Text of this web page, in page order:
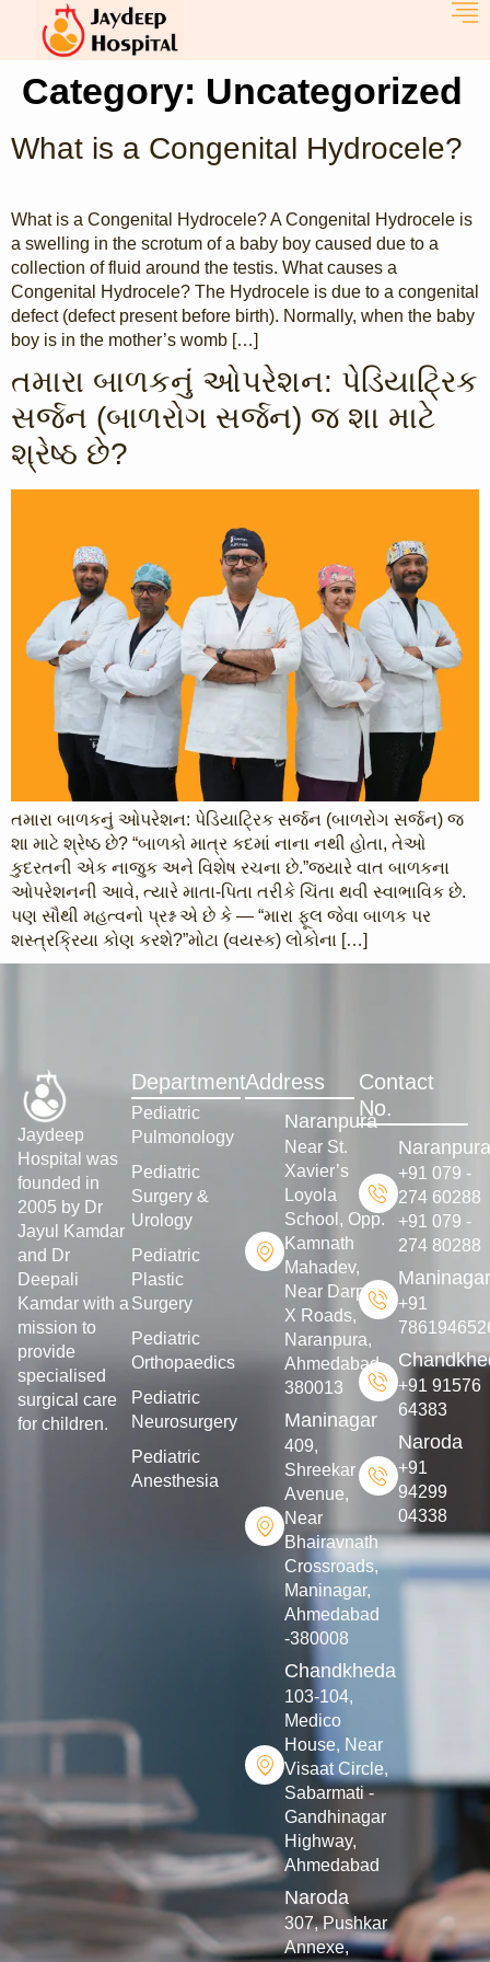
Category: Uncategorized
What is a Congenital Hydrocele?
What is a Congenital Hydrocele? A Congenital Hydrocele is
a swelling in the scrotum of a baby boy caused due to a
collection of fluid around the testis. What causes a
Congenital Hydrocele? The Hydrocele is due to a congenital
defect (defect present before birth). Normally, when the baby
boy is in the mother’s womb […]
તમારા બાળકનું ઓપરેશન: પેડિયાટ્રિક
સર્જન (બાળરોગ સર્જન) જ શા માટે
શ્રેષ્ઠ છે?
તમારા બાળકનું ઓપરેશન: પેડિયાટ્રિક સર્જન (બાળરોગ સર્જન) જ
શા માટે શ્રેષ્ઠ છે? “બાળકો માત્ર કદમાં નાના નથી હોતા, તેઓ
કુદરતની એક નાજુક અને વિશેષ રચના છે.”​જ્યારે વાત બાળકના
ઓપરેશનની આવે, ત્યારે માતા-પિતા તરીકે ચિંતા થવી સ્વાભાવિક છે.
પણ સૌથી મહત્વનો પ્રશ્ન એ છે કે — “મારા ફૂલ જેવા બાળક પર
શસ્ત્રક્રિયા કોણ કરશે?”​મોટા (વયસ્ક) લોકોના […]
Jaydeep
Hospital was
founded in
2005 by Dr
Jayul Kamdar
and Dr
Deepali
Kamdar with a
mission to
provide
specialised
surgical care
for children.
Department
Pediatric
Pulmonology
Pediatric
Surgery &
Urology
Pediatric
Plastic
Surgery
Pediatric
Orthopaedics
Pediatric
Neurosurgery
Pediatric
Anesthesia
Address
Naranpura
Near St.
Xavier’s
Loyola
School, Opp.
Kamnath
Mahadev,
Near Darpan
X Roads,
Naranpura,
Ahmedabad-
380013
Maninagar
409,
Shreekar
Avenue,
Near
Bhairavnath
Crossroads,
Maninagar,
Ahmedabad
-380008
Chandkheda
103-104,
Medico
House, Near
Visaat Circle,
Sabarmati -
Gandhinagar
Highway,
Ahmedabad
Naroda
307, Pushkar
Annexe,
Contact
No.
Naranpura
+91 079 -
274 60288
+91 079 -
274 80288
Maninagar
+91
+91 91576
64383
Naroda
+91
94299
04338